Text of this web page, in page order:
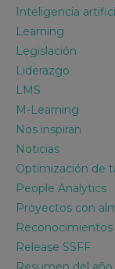
Inteligencia
Learning
Legislación
Liderazgo
LMS
M-Learning
Nos inspiran
Noticias
Optimización de
People Analytics
Proyectos con
Reconocimientos
Release SSFF